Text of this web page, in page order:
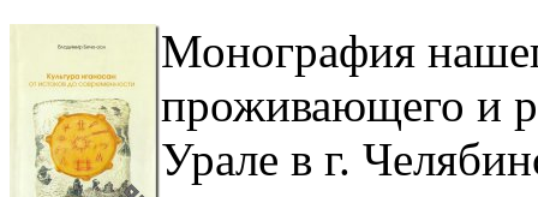
Монография
проживающего и
Урале в г.